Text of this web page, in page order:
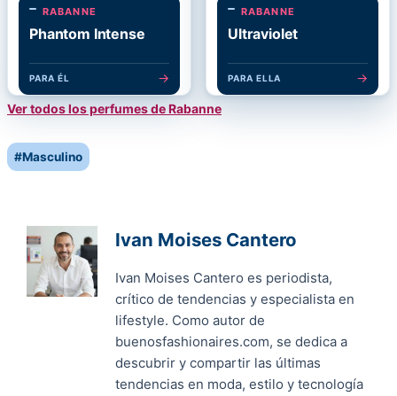
RABANNE
Phantom Intense
PARA ÉL →
RABANNE
Ultraviolet
PARA ELLA →
Ver todos los perfumes de Rabanne
Post
Tags:
#Masculino
Ivan Moises Cantero
Ivan Moises Cantero es periodista,
crítico de tendencias y especialista en
lifestyle. Como autor de
buenosfashionaires.com, se dedica a
descubrir y compartir las últimas
tendencias en moda, estilo y tecnología